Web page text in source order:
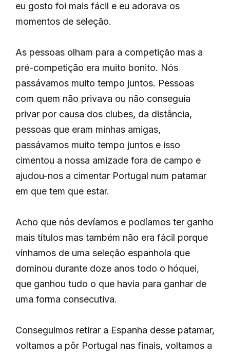
eu gosto foi mais fácil e eu adorava os
momentos de seleção.
As pessoas olham para a competição mas a
pré-competição era muito bonito. Nós
passávamos muito tempo juntos. Pessoas
com quem não privava ou não conseguia
privar por causa dos clubes, da distância,
pessoas que eram minhas amigas,
passávamos muito tempo juntos e isso
cimentou a nossa amizade fora de campo e
ajudou-nos a cimentar Portugal num patamar
em que tem que estar.
Acho que nós devíamos e podíamos ter ganho
mais títulos mas também não era fácil porque
vínhamos de uma seleção espanhola que
dominou durante doze anos todo o hóquei,
que ganhou tudo o que havia para ganhar de
uma forma consecutiva.
Conseguimos retirar a Espanha desse patamar,
voltamos a pôr Portugal nas finais, voltamos a